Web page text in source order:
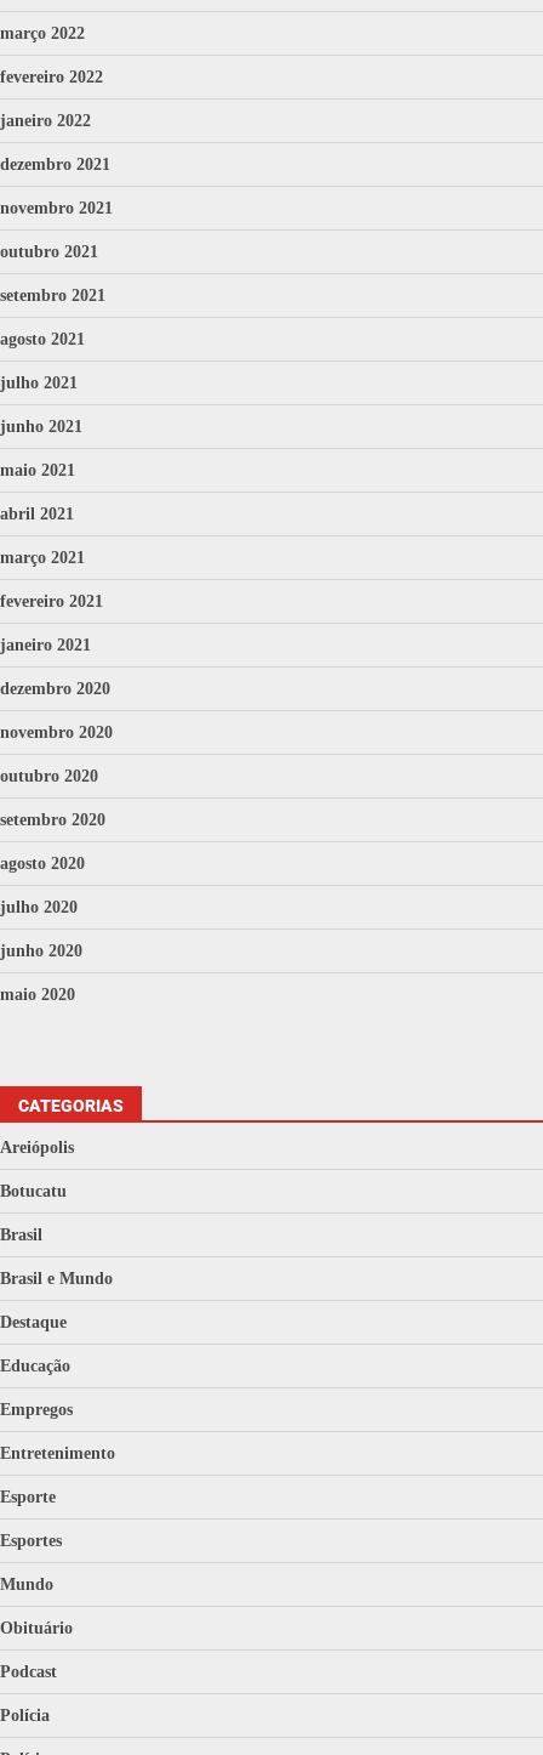
março 2022
fevereiro 2022
janeiro 2022
dezembro 2021
novembro 2021
outubro 2021
setembro 2021
agosto 2021
julho 2021
junho 2021
maio 2021
abril 2021
março 2021
fevereiro 2021
janeiro 2021
dezembro 2020
novembro 2020
outubro 2020
setembro 2020
agosto 2020
julho 2020
junho 2020
maio 2020
CATEGORIAS
Areiópolis
Botucatu
Brasil
Brasil e Mundo
Destaque
Educação
Empregos
Entretenimento
Esporte
Esportes
Mundo
Obituário
Podcast
Polícia